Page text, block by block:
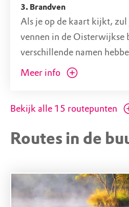
3. Brandven
Als je op de kaart kijkt, zul
vennen in de Oisterwijkse
verschillende namen
kleuren, maar achter elke
Vogels kijken
kijken en goed te
het gelach van een groene
Meer info
Bekijk alle 15 routepunten
Routes in de